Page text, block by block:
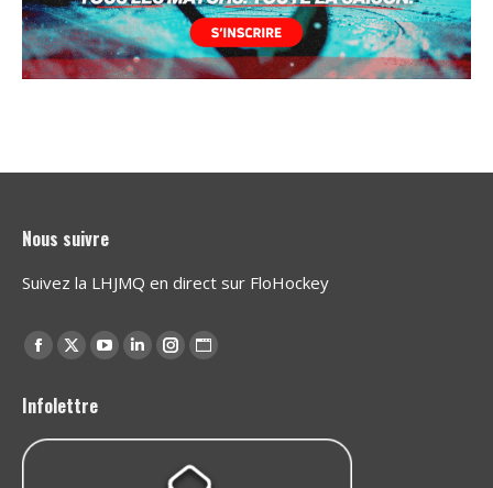
Nous suivre
Suivez la LHJMQ en direct sur FloHockey
Find us on:
Facebook
opens
in
X
opens
in
YouTube
in
Linkedin
in
Instagram
in
new
Website
in
new
Infolettre